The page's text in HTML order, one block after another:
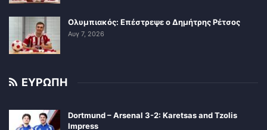
Ολυμπιακός: Επέστρεψε ο Δημήτρης Ρέτσος
Αυγ 7, 2026
ΕΥΡΩΠΗ
Dortmund – Arsenal 3-2: Karetsas and Tzolis
Impress